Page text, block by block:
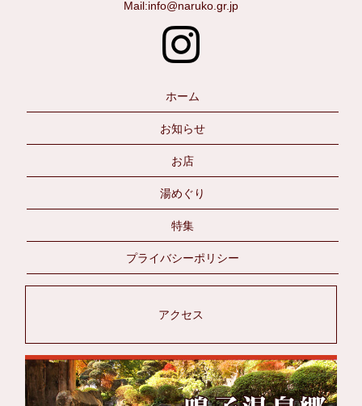
Mail:info@naruko.gr.jp
ホーム
お知らせ
お店
湯めぐり
特集
プライバシーポリシー
アクセス